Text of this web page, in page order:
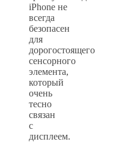
iPhone не
всегда
безопасен
для
дорогостоящего
сенсорного
элемента,
который
очень
тесно
связан
с
дисплеем.